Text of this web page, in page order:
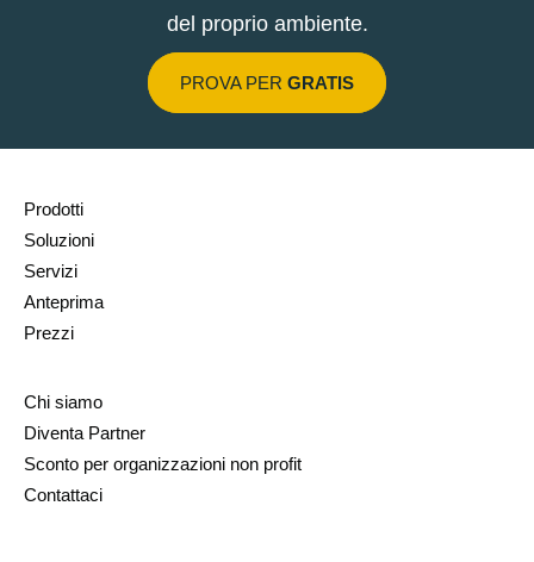
del proprio ambiente.
PROVA PER GRATIS
Prodotti
Soluzioni
Servizi
Anteprima
Prezzi
Chi siamo
Diventa Partner
Sconto per organizzazioni non profit
Contattaci